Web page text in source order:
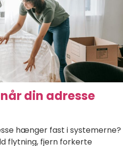
din adresse
hænger fast i systemerne?
flytning, fjern forkerte